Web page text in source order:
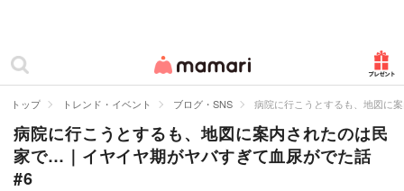
ママリ
カテゴリー一覧
妊娠
出産
トップ トレンド・イベント ブログ・SNS 病院に行こうとするも、地図に
病院に行こうとするも、地図に案内されたのは民
家で…｜イヤイヤ期がヤバすぎて血尿がでた話
#6